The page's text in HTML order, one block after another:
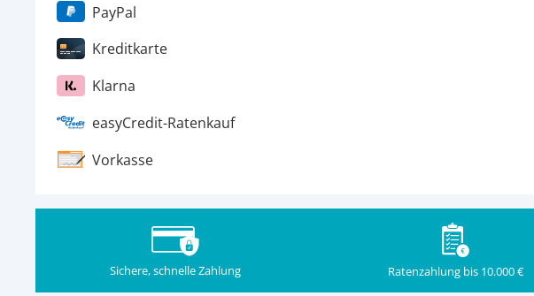
PayPal
Kreditkarte
Klarna
easyCredit-Ratenkauf
Vorkasse
Sichere, schnelle Zahlung Ratenzahlung bis 10.000 €